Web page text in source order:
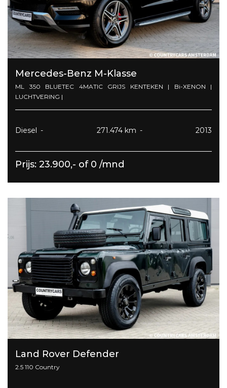
Mercedes-Benz M-Klasse
ML 350 BLUETEC 4MATIC GRIJS KENTEKEN | Bi-XENON |
LUCHTVERING |
Diesel 271.474 km 2013
Prijs: 23.900,- of 0 /mnd
Land Rover Defender
2.5 110 Country